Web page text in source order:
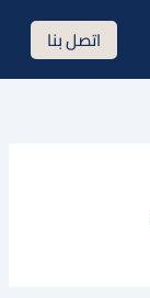
اتصل بنا